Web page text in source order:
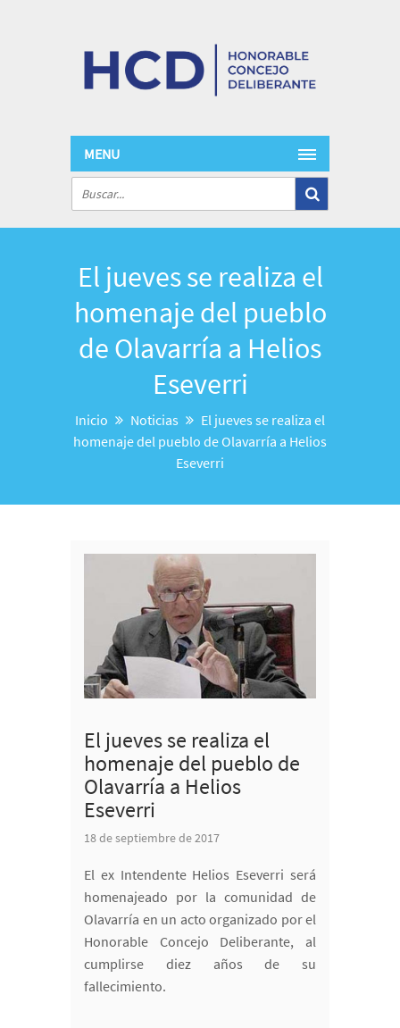
MENU
El jueves se realiza el
homenaje del pueblo
de Olavarría a Helios
Eseverri
Inicio Noticias
El jueves se realiza el
homenaje del pueblo de Olavarría a Helios
Eseverri
El jueves se realiza el
homenaje del pueblo de
Olavarría a Helios
Eseverri
18 de septiembre de 2017
El ex Intendente Helios Eseverri será
homenajeado por la comunidad de
Olavarría en un acto organizado por el
Honorable Concejo Deliberante, al
cumplirse diez años de su
fallecimiento.